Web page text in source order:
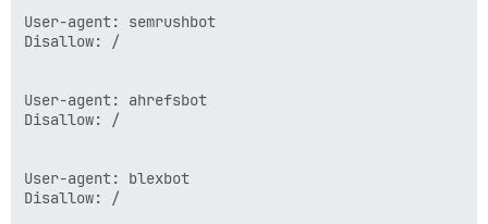
User-agent: semrushbot
Disallow: /
User-agent: ahrefsbot
Disallow: /
User-agent: blexbot
Disallow: /